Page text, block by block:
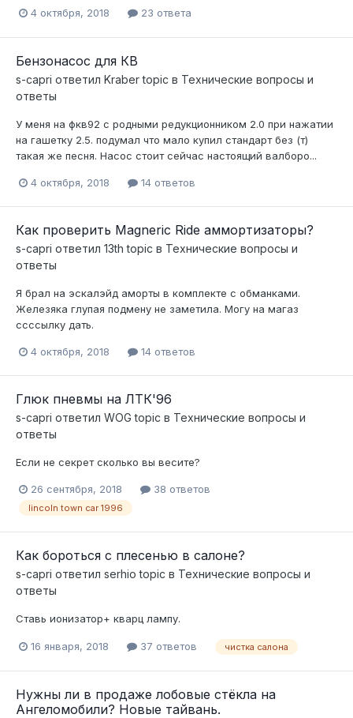
4 октября, 2018 23 ответа
Бензонасос для КВ
s-capri ответил Krabertopic в Технические вопросы и
ответы
У меня на фкв92 с родными редукционником 2.0 при нажатии
на гашетку 2.5. подумал что мало купил стандарт без (т)
такая же песня. Насос стоит сейчас настоящий валборо...
4 октября, 2018 14 ответов
Как проверить Magneric Ride аммортизаторы?
s-capri ответил 13th topic в Технические вопросы и
ответы
Я брал на эскалэйд аморты в комплекте с обманками.
Железяка глупая подмену не заметила. Могу на магаз
ссссылку дать.
4 октября, 2018 14 ответов
Глюк пневмы на ЛТК'96
s-capri ответил WOG topic в Технические вопросы и
ответы
Если не секрет сколько вы весите?
26 сентября, 2018 38 ответов
lincoln town car 1996
Как бороться с плесенью в салоне?
s-capri ответил serhio topic в Технические вопросы и
ответы
Ставь ионизатор+ кварц лампу.
16 января, 2018 37 ответов чистка салона
Нужны ли в продаже лобовые стёкла на
Ангеломобили? Новые тайвань.